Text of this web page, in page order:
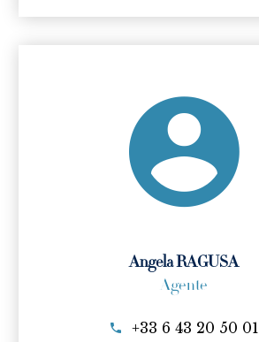
Angela RAGUSA
Agente
+33 6 43 20 50 01